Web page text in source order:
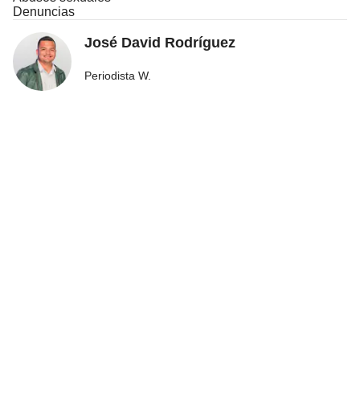
Denuncias
José David Rodríguez
Periodista W.